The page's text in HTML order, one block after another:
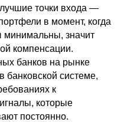
точки входа —
в момент, когда
минимальны, значит
компенсации.
банков на рынке
банковской системе,
к
которые
постоянно.